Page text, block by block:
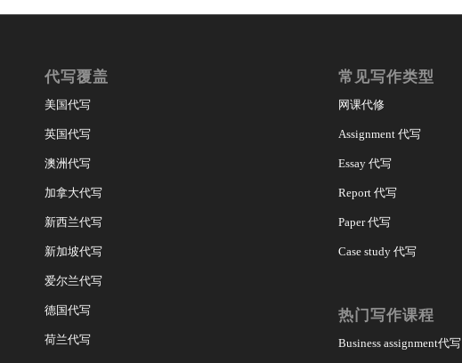
代写覆盖
美国代写
英国代写
澳洲代写
加拿大代写
新西兰代写
新加坡代写
爱尔兰代写
德国代写
荷兰代写
常见写作类型
网课代修
Assignment 代写
Essay 代写
Report 代写
Paper 代写
Case study 代写
热门写作课程
Business assignment代写